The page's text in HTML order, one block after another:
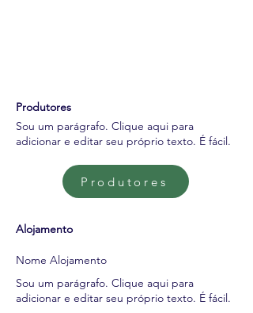
Produtores
Sou um parágrafo. Clique aqui para
adicionar e editar seu próprio texto. É fácil.
Produtores
Alojamento
Nome Alojamento
Sou um parágrafo. Clique aqui para
adicionar e editar seu próprio texto. É fácil.